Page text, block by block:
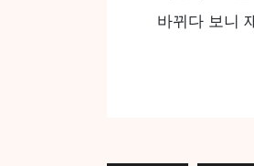
바뀌다 보니